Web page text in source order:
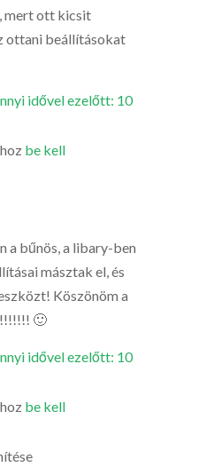
mert ott kicsit
ottani beállításokat
idővel ezelőtt: 10
be kell
a bűnös, a libary-ben
másztak el, és
Köszönöm a
🙂
idővel ezelőtt: 10
be kell